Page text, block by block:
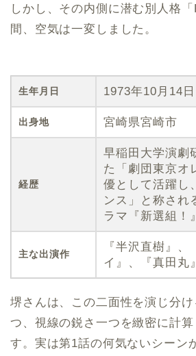
しかし、その内側に潜む別人格
間、空気は一変しました。
生年月日 1973年10月14日
出身地 宮崎県宮崎市
経歴
早稲田大学演劇
た「劇団東京オ
優として活躍し
ンス」と称され
ラマ『新選組！
主な出演作
『半沢直樹』
イ』、『真田丸
堺さんは、この二面性を演じ分
つ、視線の鋭さ一つを緻密に計算
す。実は第1話の何気ないシーン